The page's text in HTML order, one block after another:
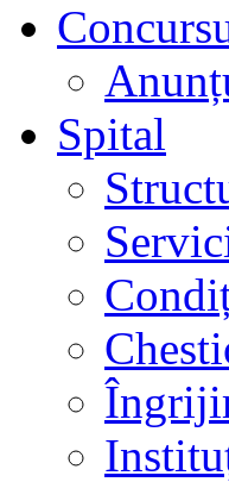
Spital